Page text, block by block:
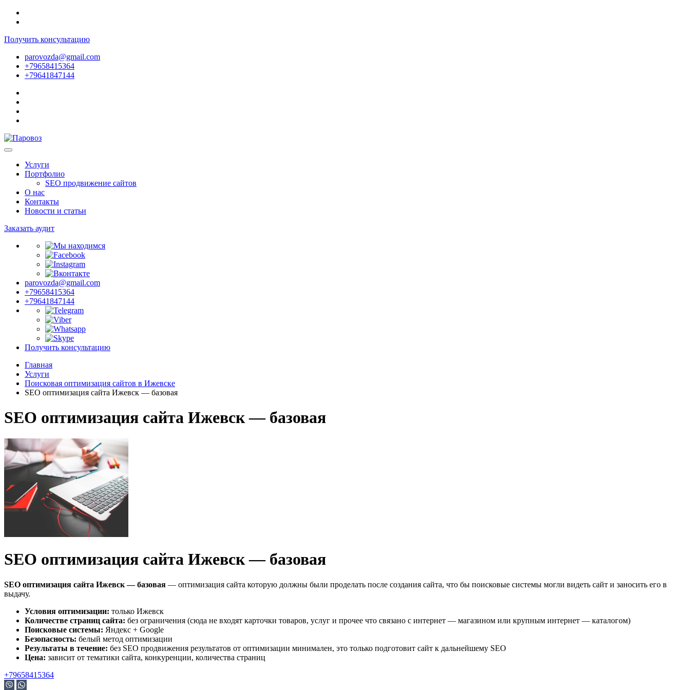
Получить консультацию
parovozda@gmail.com
+79658415364
+79641847144
Услуги
Портфолио
SEO продвижение сайтов
О нас
Контакты
Новости и статьи
Заказать аудит
parovozda@gmail.com
+79658415364
+79641847144
Получить консультацию
Главная
Услуги
Поисковая оптимизация сайтов в Ижевске
SEO оптимизация сайта Ижевск — базовая
SEO оптимизация сайта Ижевск — базовая
SEO оптимизация сайта Ижевск — базовая
SEO оптимизация сайта Ижевск — базовая — оптимизация сайта которую должны были проделать после создания сайта, что бы поисковые системы могли видеть сайт и заносить его в
выдачу.
Условия оптимизации: только Ижевск
Количестве страниц сайта: без ограничения (сюда не входят карточки товаров, услуг и прочее что связано с интернет — магазином или крупным интернет — каталогом)
Поисковые системы: Яндекс + Google
Безопасность: белый метод оптимизации
Результаты в течение: без SEO продвижения результатов от оптимизации минимален, это только подготовит сайт к дальнейшему SEO
Цена: зависит от тематики сайта, конкуренции, количества страниц
+79658415364